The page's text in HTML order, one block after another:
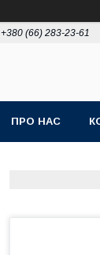
+380 (66) 283-23-61
ПРО НАС